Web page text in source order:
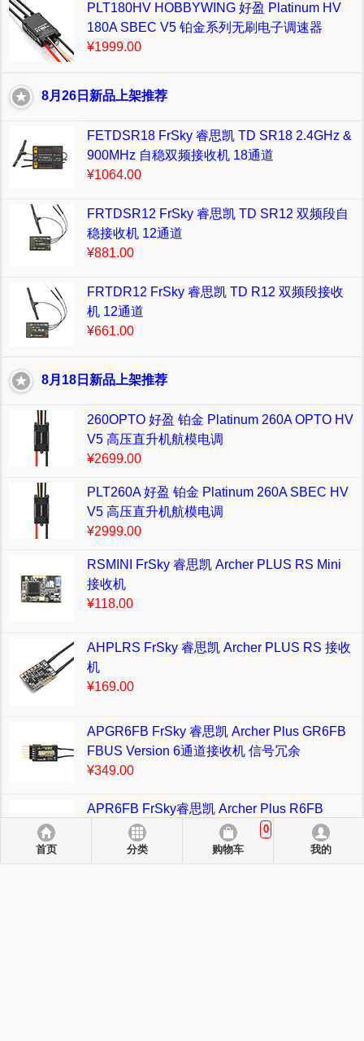
PLT180HV HOBBYWING 好盈 Platinum HV
180A SBEC V5 铂金系列无刷电子调速器
¥1999.00
8月26日新品上架推荐
FETDSR18 FrSky 睿思凯 TD SR18 2.4GHz &
900MHz 自稳双频接收机 18通道
¥1064.00
FRTDSR12 FrSky 睿思凯 TD SR12 双频段自
稳接收机 12通道
¥881.00
FRTDR12 FrSky 睿思凯 TD R12 双频段接收
机 12通道
¥661.00
8月18日新品上架推荐
260OPTO 好盈 铂金 Platinum 260A OPTO HV
V5 高压直升机航模电调
¥2699.00
PLT260A 好盈 铂金 Platinum 260A SBEC HV
V5 高压直升机航模电调
¥2999.00
RSMINI FrSky 睿思凯 Archer PLUS RS Mini
接收机
¥118.00
AHPLRS FrSky 睿思凯 Archer PLUS RS 接收
机
¥169.00
APGR6FB FrSky 睿思凯 Archer Plus GR6FB
FBUS Version 6通道接收机 信号冗余
¥349.00
APR6FB FrSky睿思凯 Archer Plus R6FB
FBUS Version 6通道接收机 信号冗余
¥299.00
首页 分类 购物车
0
我的